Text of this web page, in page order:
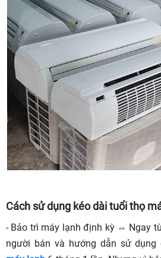
Cách sử dụng kéo dài tuổi thọ
- Bảo trì máy lạnh định kỳ ⇔ Ngay
người bán và hướng dẫn sử